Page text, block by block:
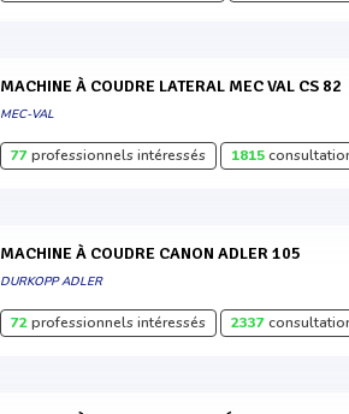
MACHINE À COUDRE LATERAL MEC VAL CS 82
MEC-VAL
77professionnels intéressés 1815
MACHINE À COUDRE CANON ADLER 105
DURKOPP ADLER
72professionnels intéressés 2337